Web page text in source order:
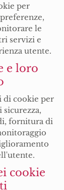
per
le
servizi e
utente.
e loro
cookie per
sicurezza,
fornitura di
cookie